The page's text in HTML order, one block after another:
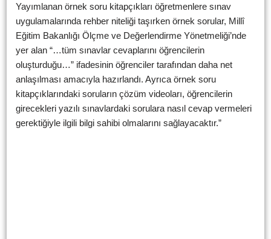
Yayımlanan örnek soru kitapçıkları öğretmenlere sınav
uygulamalarında rehber niteliği taşırken örnek sorular, Millî
Eğitim Bakanlığı Ölçme ve Değerlendirme Yönetmeliği’nde
yer alan “…tüm sınavlar cevaplarını öğrencilerin
oluşturduğu…” ifadesinin öğrenciler tarafından daha net
anlaşılması amacıyla hazırlandı. Ayrıca örnek soru
kitapçıklarındaki soruların çözüm videoları, öğrencilerin
girecekleri yazılı sınavlardaki sorulara nasıl cevap vermeleri
gerektiğiyle ilgili bilgi sahibi olmalarını sağlayacaktır.”